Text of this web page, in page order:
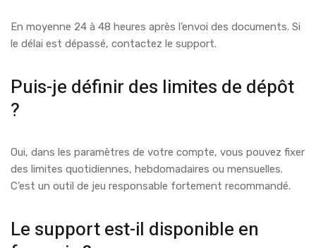
En moyenne 24 à 48 heures après l’envoi des documents. Si
le délai est dépassé, contactez le support.
Puis-je définir des limites de dépôt
?
Oui, dans les paramètres de votre compte, vous pouvez fixer
des limites quotidiennes, hebdomadaires ou mensuelles.
C’est un outil de jeu responsable fortement recommandé.
Le support est-il disponible en